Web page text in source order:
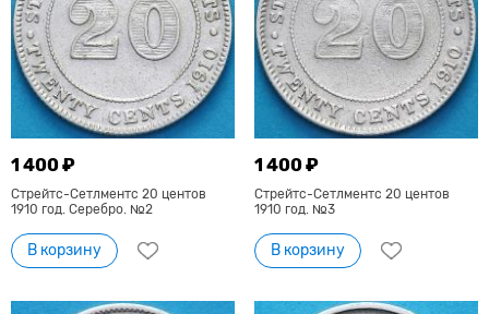
1 400 ₽
Стрейтс-Сетлментс 20 центов
1910 год. Серебро. №2
В корзину
1 400 ₽
Стрейтс-Сетлментс 20 центов
1910 год. №3
В корзину